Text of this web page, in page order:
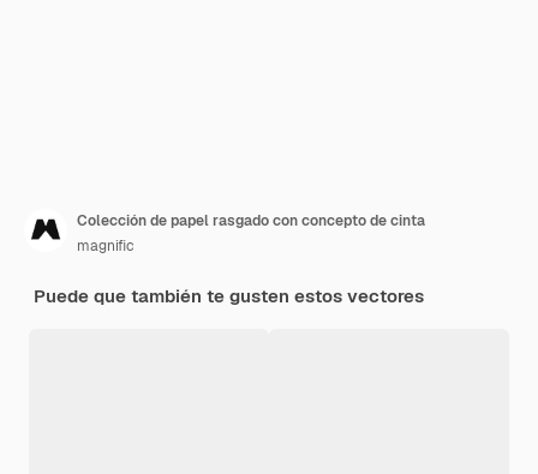
Colección de papel rasgado con concepto de cinta
magnific
Puede que también te gusten estos vectores